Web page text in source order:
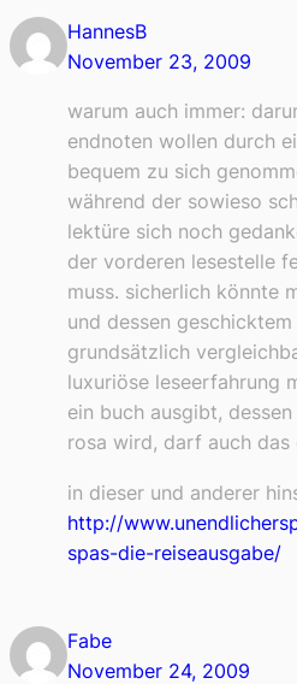
HannesB
November 23, 2009
warum auch immer:
endnoten wollen durch
bequem zu sich
während der sowieso
lektüre sich noch
der vorderen lesestelle
muss. sicherlich könnte
und dessen
grundsätzlich
luxuriöse leseerfahrung
ein buch ausgibt,
rosa wird, darf auch
in dieser und anderer
http://
spas-die-reiseausgabe/
Fabe
November 24, 2009